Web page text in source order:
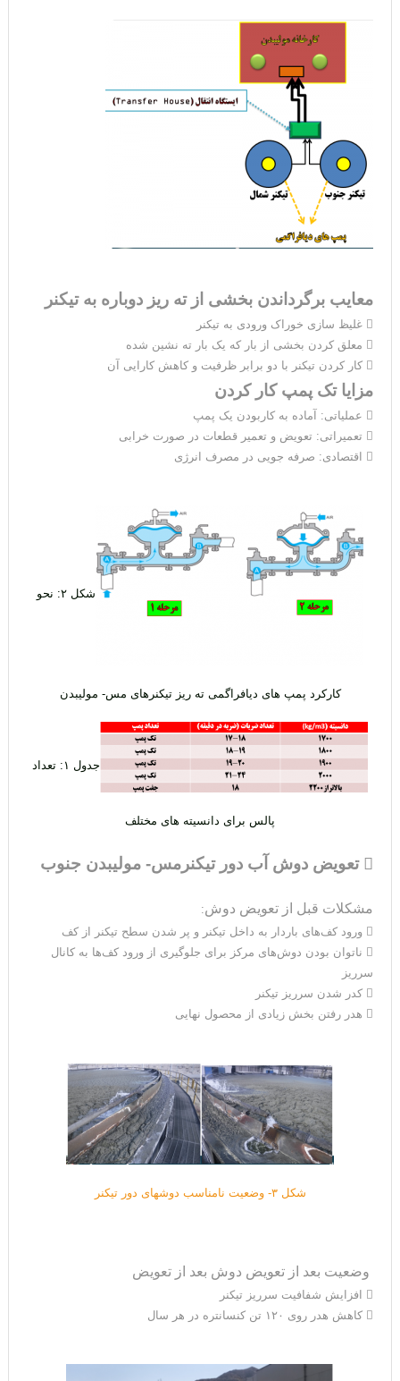
معایب برگرداندن بخشی از ته‌‌‌‌‌‌‌‌‌‌‌‌‌‌‌‌‌‌ ریز دوباره به تیکنر
 غلیظ سازی خوراک ورودی به تیکنر
 معلق کردن بخشی از بار که یک بار ته نشین شده
 کار کردن تیکنر با دو برابر ظرفیت و کاهش کارایی آن
مزایا تک پمپ کار کردن
 عملیاتی: آماده به کاربودن یک پمپ
 تعمیراتی: تعویض و تعمیر قطعات در صورت خرابی
 اقتصادی: صرفه جویی در مصرف انرژی
شکل ۲: نحو
کارکرد پمپ های دیافراگمی ته ریز تیکنرهای مس- مولیبدن
جدول ۱: تعداد
پالس برای دانسیته های مختلف
 تعویض دوش آب دور تیکنرمس- مولیبدن جنوب
مشکلات قبل از تعویض دوش:
 ورود کف‌های باردار به داخل تیکنر و پر شدن سطح تیکنر از کف
 ناتوان بودن دوش‌های مرکز برای جلوگیری از ورود کف‌ها به کانال
سرریز
 کدر شدن سرریز تیکنر
 هدر رفتن بخش زیادی از محصول نهایی
شکل ۳- وضعیت نامناسب دوشهای دور تیکنر
وضعیت بعد از تعویض دوش بعد از تعویض
 افزایش شفافیت سرریز تیکنر
 کاهش هدر روی ۱۲۰ تن کنسانتره در هر سال